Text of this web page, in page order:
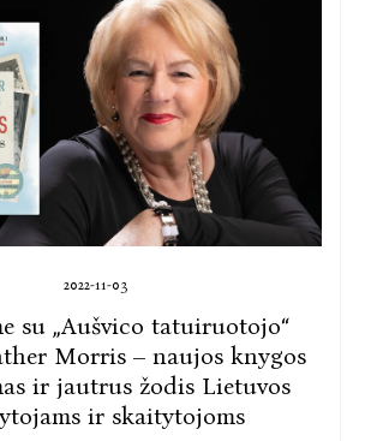
IIIk klasės (mokytoja Daina Alksnė).
vertinusios rašytojos Kristinos
rašinio tema šįsyk pasirodė sunkiau
vangiau eksperimentavo ir veikiau
reikalavimų“ stilių, o ne laisvą ir atvirą
ir man nekilo klausimų dėl
Tik jį išrinkus apsižiūrėta, kad visi
Vilniaus mokyklų, visos trys autorės –
tik įrodymas, kad renkame ne pagal
lyties kvotas, o tiesiog – geriausius
kurių kasmet laukiame iš visos
Laskauskaitės rašinys išsiskyrė ir
2022-11-03
su „Aušvico tatuiruotojo“
Morris – naujos knygos
ir jautrus žodis Lietuvos
ir skaitytojoms